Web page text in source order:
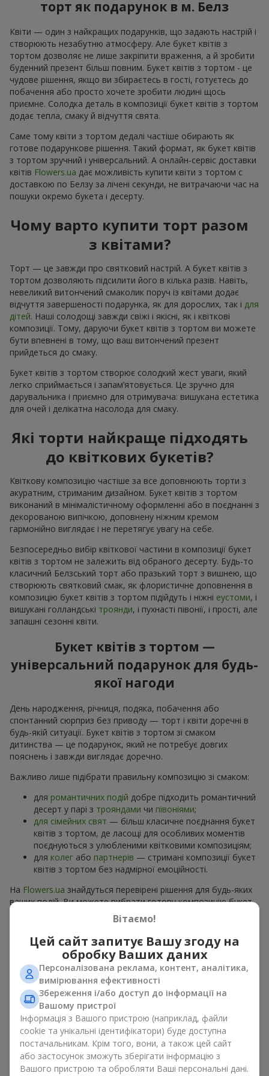
торт як подарунок в м. Белз
Квіти — один з найкращих подарунків, що задають настрій і
створюють незабутню атмосферу. Але букет квітів з
тортом дозволяє не лише закріпити враження, а й зробити
буденний презент більш повним. Букет квітів з тортом - це
чудове рішення, якщо ви збираєтесь в гості, готуєтесь до
побачення або просто хочете зробити людині щось
приємне. Солодка деталь в композиції букет квітів з тортом
додає тепла, смаку й відчуття свята.
Саме тому квіти з тортом дедалі частіше обирають як
готове подарункове рішення. Такий формат, як букет квітів
з тортом зручний і універсальний. А онлайн-сервіс доставки
квітів Flowers.ua дає можливість купити квіти з тортом с
доставкою по Белзу за лічені секунди, не витрачаючи час на
пошуки окремо букета і десерту.
Чому варто купити торт разом
з квітами?
Торт — це завжди про святковий настрій. А букет квітів з
тортом дозволяють підсилити його в кілька разів. Навіть,
невеликий витончений смаколик поруч із квітами додає
відчуття завершеності подарунка, як для дорослих, так і для
дітей. Наші солодощі завжди свіжі і якісні, як і квіткові
композиції. Тому, даруючи букет квітів з тортом ви можете
бути впевнені в тому, що ваш витончений презент
прийдеться до смаку.
Букет квітів з тортом створює солодкий жест уваги, який
легко сприймається і запам’ятовується. Це зручно для
дарувальника і приємно для отримувача: вишукана естетика
для очей і делікатна насолода для смаку.
Які торти найкраще підходять
до квіткових букетів?
Квіткову композицію частіше за все доповнюють торти з
акуратним, стриманим дизайном. Букет квітів з тортом
виконаний в мінімалістичному оформленні або в поєднанні з
декорованою випічкою, доповнену ніжним кремом
гармонійно виглядає і не перетягує увагу на себе.
Безпосередньо вибір квіткової частини в композиції букет
квітів з тортом не залежить від обраного десерту. Будь-то
класичний Белзський торт або празький торт з вишнею, що
створюють святковий смак, як флористичне доповнення в
композицію букет квітів з тортом підійдуть і ніжні еустоми, і
вишукані голландські троянди, і пухнасті півонії, і прості, але
запашні сезонні квіти.
Букет квітів з тортом —
універсальний подарунок для будь-
якої нагоди
День народження, річниця, подяка, побачення або
спонтанний сюрприз без приводу — торт і квіти доречні в
будь-якій ситуації. Букет квітів з тортом зі смаком
дитинства — це подарунок, який не потребує довгих
пояснень і завжди виглядає доречно.
Важливо лише підібрати правильну композицію зі смаком:
для романтичних подій добре підходить романтичний
десерт у парі з трояндами чи півоніями;
для сімейних свят — більш класичне поєднання букет
квітів з тортом, де ласощі для особливих моментів
поєднуються з улюбленими квітковими композиціям;
для колег або партнерів — стримані композиції букет
квітів з тортом без надмірної емоційності.
На Flowers.ua знайдуться перевірені рішення для будь-яких
ваших подій. Ви можете вибрати готову композицію букет
квітів з тортом з відповідного розділу каталогу або
замовити окремо солодкий дарунок і вподобані квіти.
Більше варіантів серед акційних пропозиційта хітів.
Торти з живими квітами —
краса та смак в одному
подарунку
Торти з живими квітами – це сучасне поєднання
флористики та гастрономічної естетики. Ексклюзивний
десерт в поєднанні звишуканим букетомвиглядає ефектно,
стильно й підкреслює особливість події, якдень
Вітаємо!
Цей сайт запитує Вашу згоду на
обробку Ваших даних
Персоналізована реклама, контент, аналітика,
вимірювання ефективності
Збереження і/або доступ до інформації на
Вашому пристрої
Інформація з Вашого пристрою (наприклад, файли
cookie та унікальні ідентифікатори) буде доступна
постачальникам. Крім того, вони, а також цей сайт
або застосунок зможуть зберігати інформацію з
Вашого пристрою та обробляти Ваші персональні дані.